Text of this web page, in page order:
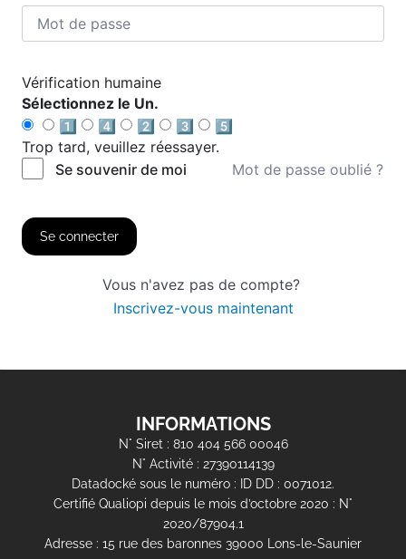
Vérification humaine
Sélectionnez le Un.
1️⃣
4️⃣ 2️⃣ 3️⃣
5️⃣
Trop tard, veuillez réessayer.
Se souvenir de moi
Mot de passe oublié ?
Se connecter
Vous n'avez pas de compte?
Inscrivez-vous maintenant
INFORMATIONS
N° Siret : 810 404 566 00046
N° Activité : 27390114139
Datadocké sous le numéro : ID DD : 0071012.
Certifié Qualiopi depuis le mois d’octobre 2020 : N°
2020/87904.1
Adresse : 15 rue des baronnes 39000 Lons-le-Saunier